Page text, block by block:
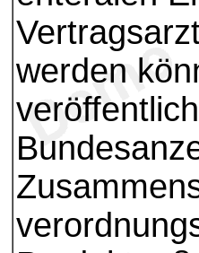
werden